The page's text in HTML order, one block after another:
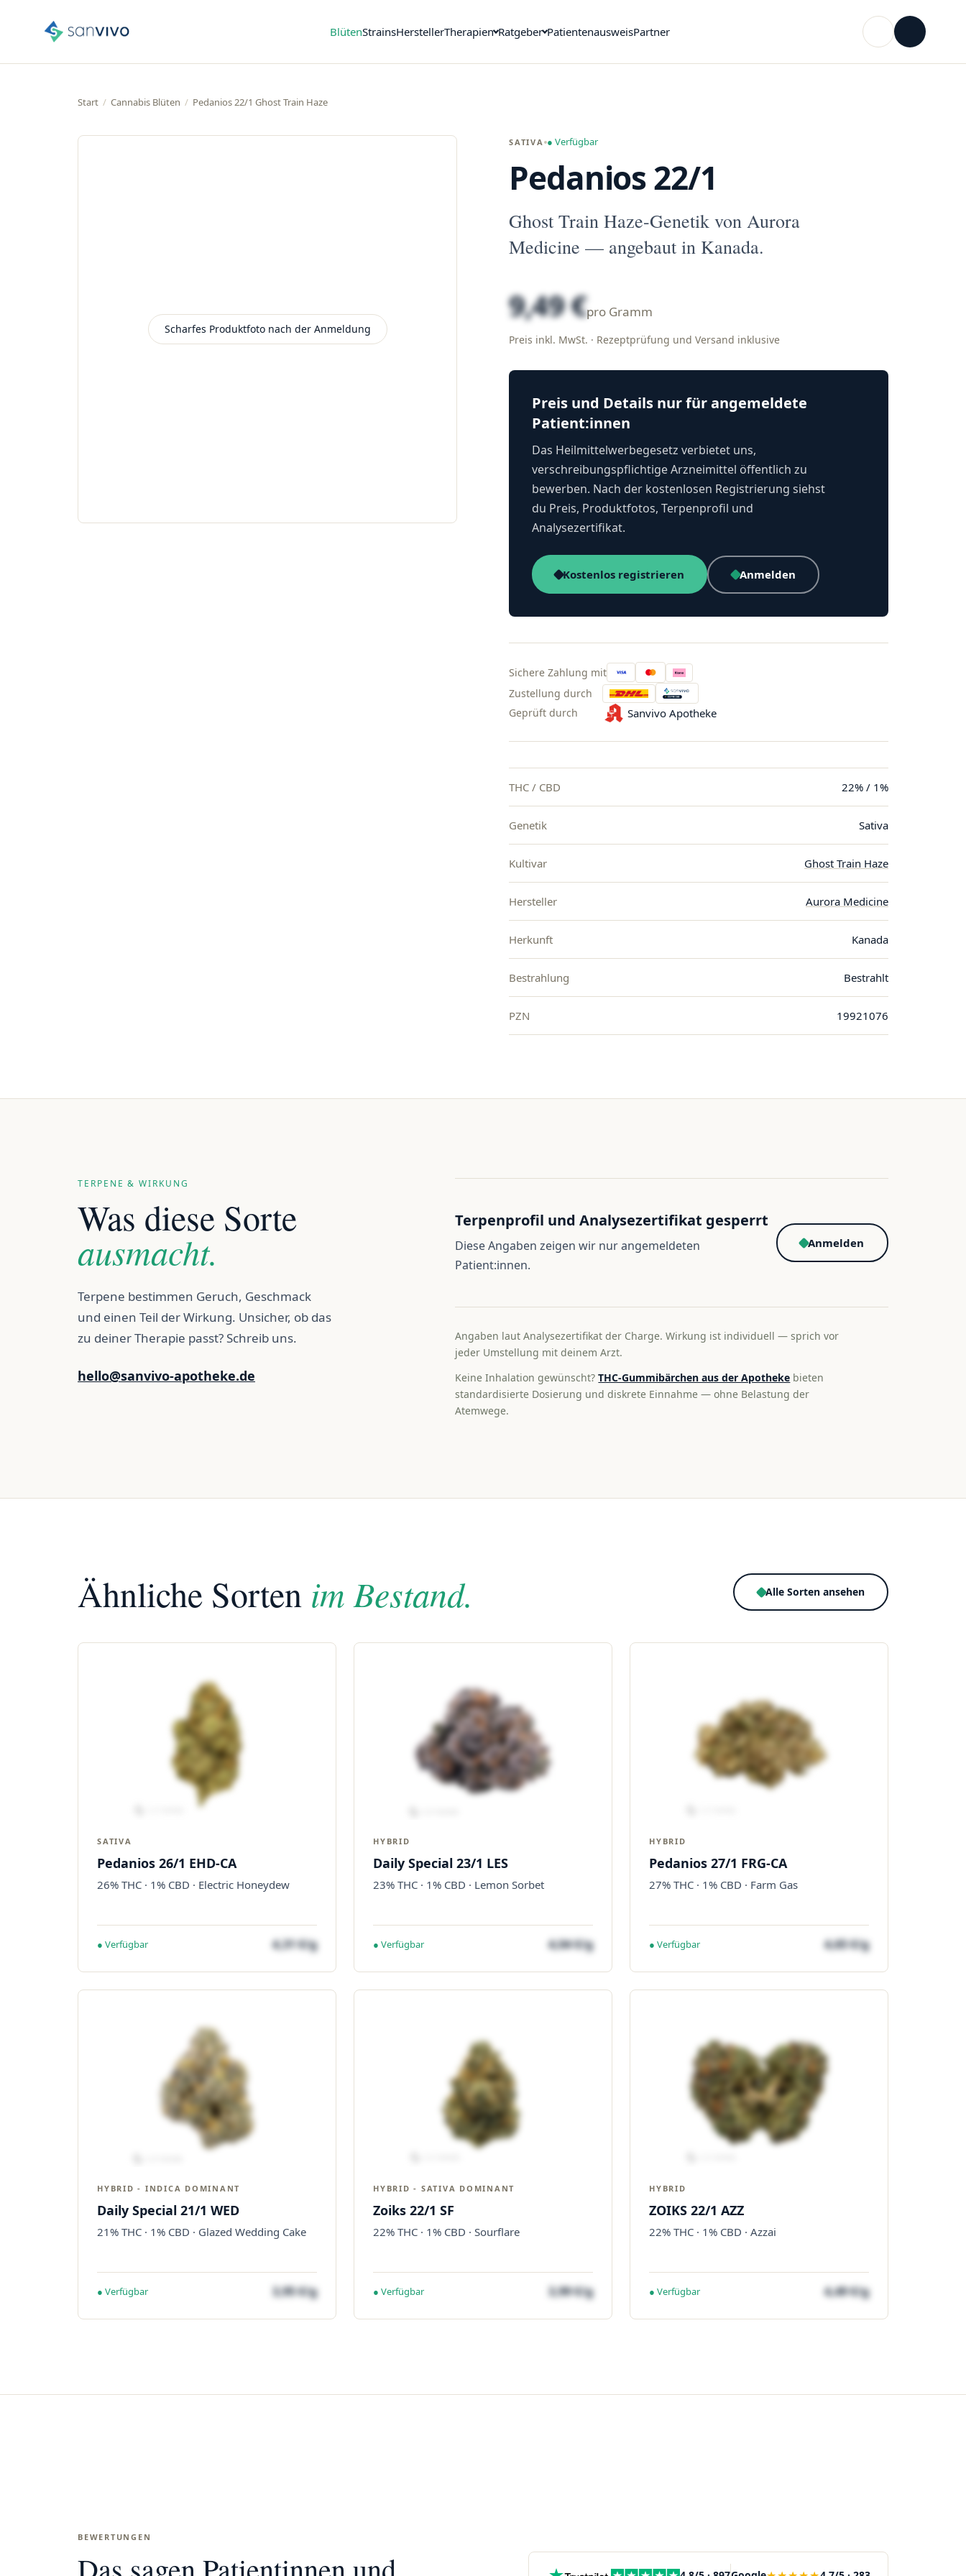
BlütenStrainsHerstellerTherapien Ratgeber PatientenausweisPartner
Start / Cannabis Blüten / Pedanios 22/1 Ghost Train Haze
Scharfes Produktfoto nach der Anmeldung
SATIVA ● Verfügbar
Pedanios 22/1
Ghost Train Haze-Genetik von Aurora
Medicine — angebaut in Kanada.
9,49 €pro Gramm
Preis inkl. MwSt. · Rezeptprüfung und Versand inklusive
Preis und Details nur für angemeldete
Patient:innen
Das Heilmittelwerbegesetz verbietet uns,
verschreibungspflichtige Arzneimittel öffentlich zu
bewerben. Nach der kostenlosen Registrierung siehst
du Preis, Produktfotos, Terpenprofil und
Analysezertifikat.
Kostenlos registrieren Anmelden
Sichere Zahlung mit
Zustellung durch
Geprüft durch
Sanvivo Apotheke
THC / CBD 22% / 1%
Genetik Sativa
Kultivar Ghost Train Haze
Hersteller Aurora Medicine
Herkunft Kanada
Bestrahlung Bestrahlt
PZN 19921076
TERPENE & WIRKUNG
Was diese Sorte
ausmacht.
Terpene bestimmen Geruch, Geschmack
und einen Teil der Wirkung. Unsicher, ob das
zu deiner Therapie passt? Schreib uns.
hello@sanvivo-apotheke.de
Terpenprofil und Analysezertifikat gesperrt
Diese Angaben zeigen wir nur angemeldeten
Patient:innen.
Anmelden
Angaben laut Analysezertifikat der Charge. Wirkung ist individuell — sprich vor
jeder Umstellung mit deinem Arzt.
Keine Inhalation gewünscht?THC-Gummibärchen aus der Apotheke bieten
standardisierte Dosierung und diskrete Einnahme — ohne Belastung der
Atemwege.
Ähnliche Sorten im Bestand. Alle Sorten ansehen
SATIVA
Pedanios 26/1 EHD-CA
26% THC · 1% CBD · Electric Honeydew
● Verfügbar 4,31 €/g
HYBRID
Daily Special 23/1 LES
23% THC · 1% CBD · Lemon Sorbet
● Verfügbar 4,04 €/g
HYBRID
Pedanios 27/1 FRG-CA
27% THC · 1% CBD · Farm Gas
● Verfügbar 4,65 €/g
HYBRID - INDICA DOMINANT
Daily Special 21/1 WED
21% THC · 1% CBD · Glazed Wedding Cake
● Verfügbar 3,95 €/g
HYBRID - SATIVA DOMINANT
Zoiks 22/1 SF
22% THC · 1% CBD · Sourflare
● Verfügbar 3,99 €/g
HYBRID
ZOIKS 22/1 AZZ
22% THC · 1% CBD · Azzai
● Verfügbar 4,49 €/g
BEWERTUNGEN